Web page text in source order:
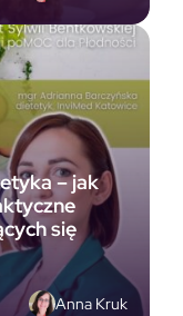
– jak
się
Anna Kruk